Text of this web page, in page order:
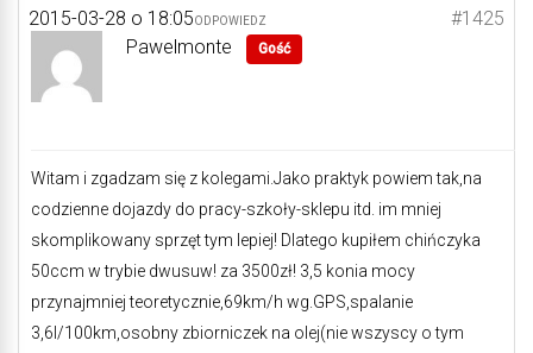
2015-03-28 o 18:05 #1425
ODPOWIEDZ
Pawelmonte Gość
Witam i zgadzam się z kolegami.Jako praktyk powiem tak,na
codzienne dojazdy do pracy-szkoły-sklepu itd. im mniej
skomplikowany sprzęt tym lepiej! Dlatego kupiłem chińczyka
50ccm w trybie dwusuw! za 3500zł! 3,5 konia mocy
przynajmniej teoretycznie,69km/h wg.GPS,spalanie
3,6l/100km,osobny zbiorniczek na olej(nie wszyscy o tym